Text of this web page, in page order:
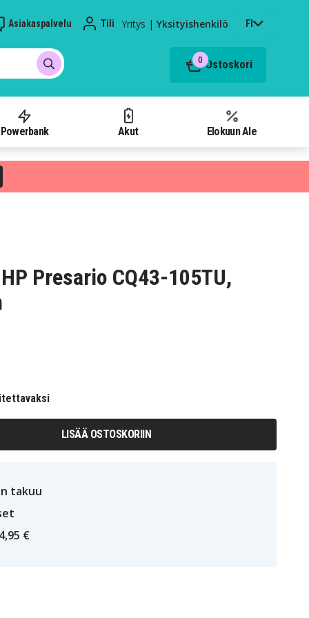
Asiakaspalvelu Tili Yritys | Yksityishenkilö FI
0 Ostoskori
Powerbank Akut Elokuun Ale
Presario CQ43-105TU,
LISÄÄ OSTOSKORIIN
takuu
€